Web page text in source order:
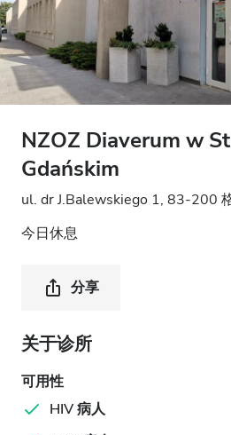
NZOZ Diaverum w
Gdańskim
ul. dr J.Balewskiego 1, 83-200
今日休息
分享
关于诊所
可用性
HIV 病人